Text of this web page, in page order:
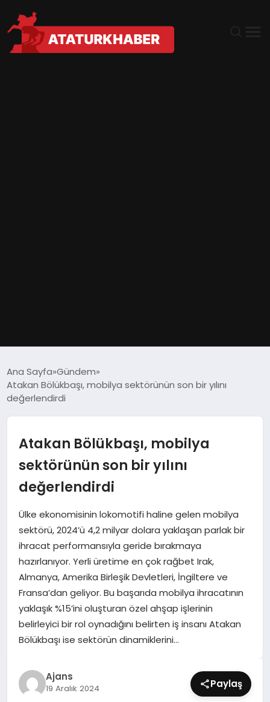
DÜNYA
MAGAZIN
SAĞLIK
SIYASET
SPOR
TEKNOLOJI
YAŞAM
Ana Sayfa Gündem
Atakan Bölükbaşı, mobilya sektörünün son bir yılını
değerlendirdi
Atakan Bölükbaşı, mobilya
sektörünün son bir yılını
değerlendirdi
Ülke ekonomisinin lokomotifi haline gelen mobilya
sektörü, 2024’ü 4,2 milyar dolara yaklaşan parlak bir
ihracat performansıyla geride bırakmaya
hazırlanıyor. Yerli üretime en çok rağbet Irak,
Almanya, Amerika Birleşik Devletleri, İngiltere ve
Fransa’dan geliyor. Bu başarıda mobilya ihracatının
yaklaşık %15’ini oluşturan özel ahşap işlerinin
belirleyici bir rol oynadığını belirten iş insanı Atakan
Bölükbaşı ise sektörün dinamiklerini…
Ajans
19 Aralık 2024 Paylaş